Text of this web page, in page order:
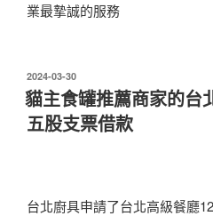
業最摯誠的服務
發
佈
於
2024-03-30
貓主食罐推薦商家的台
五股支票借款
台北廚具申請了台北高級餐廳